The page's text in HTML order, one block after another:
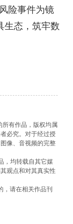
险事件为镜
生态，筑牢数
所有作品，版权均属
必究。对于经过授
像、音视频的完整
，均转载自其它媒
观点和对其真实性
，请在相关作品刊